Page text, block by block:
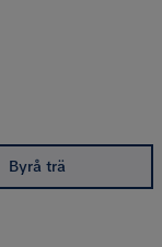
Byrå trä